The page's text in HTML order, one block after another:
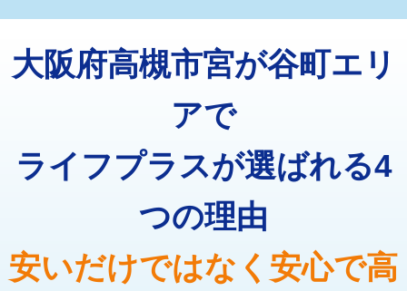
マス交換（深さ50㎝以上） 66,000円
コンクリート斫り（厚さ10㎝超え）
モルタル補修（厚さ10㎝まで） 27,500円
16,500円
廃棄・処分 現場見積
トーラー機使用/3mまで 33,000円
追加トーラー機使用/3m超え +3,300円
止水・漏水調査・防水処理・清掃・修
11,000円
止水・漏水調査・防水処理・清掃・修
22,000円
止水・漏水調査・防水処理・清掃・修
33,000円
大阪府高槻市宮が谷町エリ
アで
ライフプラスが選ばれる4
つの理由
安いだけではなく安心で高